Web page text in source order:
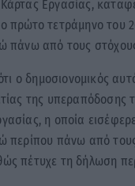
Εργασίας,
πρώτο τετράμηνο του
πάνω από τους
ο δημοσιονομικός
της υπεραπόδοσης
η οποία
περίπου πάνω από
πέτυχε τη δήλωση